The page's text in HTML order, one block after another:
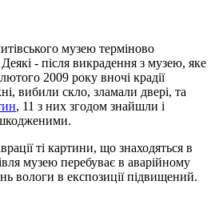
музею терміново
- після викрадення з музею, яке
2009 року вночі крадії
вибили скло, зламали двері, та
, 11 з них згодом знайшли і
ті картини, що знаходяться в
музею перебуває в аварійному
вологи в експозиції підвищений.